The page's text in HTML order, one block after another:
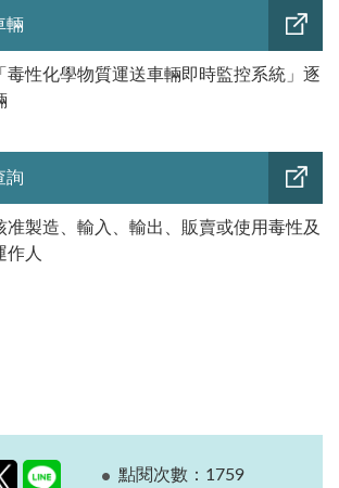
輛
毒性化學物質運送車輛即時監控系統」逐
詢
准製造、輸入、輸出、販賣或使用毒性及
作人
點閱次數：1759